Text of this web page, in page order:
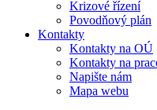
Krizové řízení
Povodňový plán
Kontakty
Kontakty na OÚ
Kontakty na
Napište nám
Mapa webu